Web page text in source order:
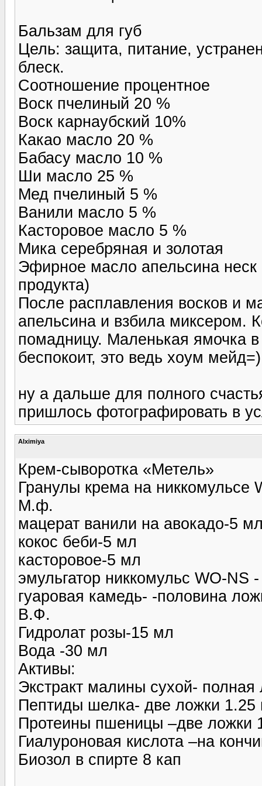
Бальзам для губ
Цель: защита, питание,
блеск.
Соотношение процентное
Воск пчелиный 20 %
Воск карнаубский 10%
Какао масло 20 %
Бабасу масло 10 %
Ши масло 25 %
Мед пчелиный 5 %
Ванили масло 5 %
Касторовое масло 5 %
Мика серебряная и золотая
Эфирное масло апельсина неск
продукта)
После расплавления восков и
апельсина и взбила миксером.
помадницу. Маленькая ямочка
беспокоит, это ведь хоум мейд=)
ну а дальше для полного
пришлось фотографировать в
Alximiya
Крем-сыворотка «Метель»
Гранулы крема на никкомульсе
М.ф.
мацерат ванили на авокадо-5
кокос беби-5 мл
касторовое-5 мл
эмульгатор никкомульс WO-
гуаровая камедь- -половина
В.Ф.
Гидролат розы-15 мл
Вода -30 мл
Активы:
Экстракт малины сухой-
Пептиды шелка- две ложки 1.25
Протеины пшеницы –две ложки
Гиалуроновая кислота –на
Биозол в спирте 8 кап